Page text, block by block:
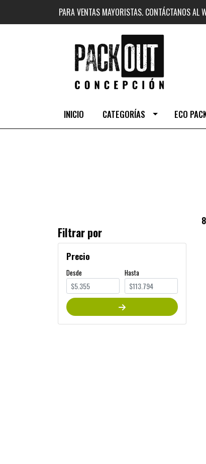
PARA VENTAS MAYORISTAS. CONTÁCTANOS AL
INICIO CATEGORÍAS ECO
Filtrar por
Precio
Desde Hasta